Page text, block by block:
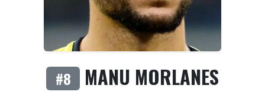
#8 MANU MORLANES